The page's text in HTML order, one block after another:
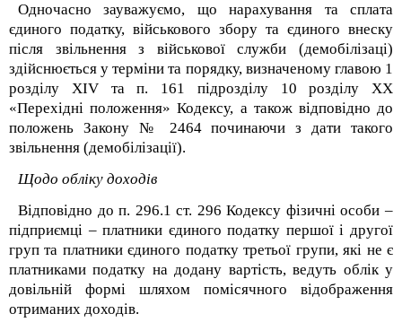
Одночасно зауважуємо, що нарахування та сплата
єдиного податку, військового збору та єдиного внеску
після звільнення з військової служби (демобілізаці)
здійснюється у терміни та порядку, визначеному главою 1
розділу XIV та п. 161 підрозділу 10 розділу XX
«Перехідні положення» Кодексу, а також відповідно до
положень Закону № 2464 починаючи з дати такого
звільнення (демобілізації).
Щодо обліку доходів
Відповідно до п. 296.1 ст. 296 Кодексу фізичні особи –
підприємці – платники єдиного податку першої і другої
груп та платники єдиного податку третьої групи, які не є
платниками податку на додану вартість, ведуть облік у
довільній формі шляхом помісячного відображення
отриманих доходів.